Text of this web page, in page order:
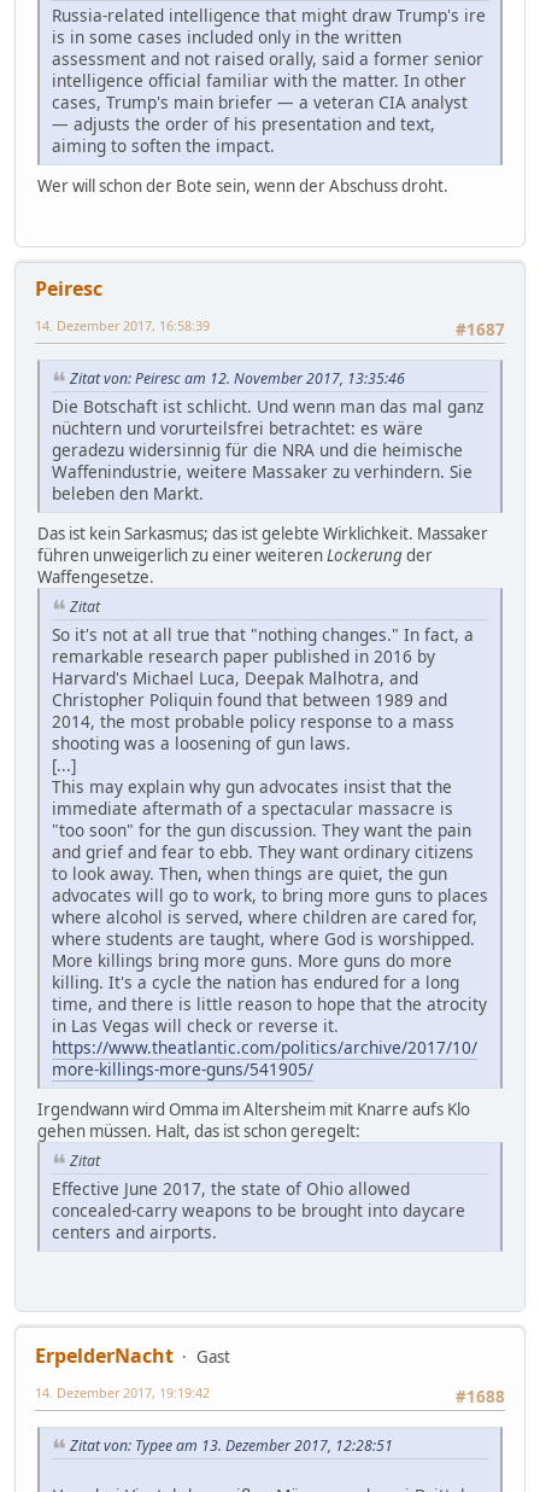
Russia-related intelligence that might draw Trump's ire
is in some cases included only in the written
assessment and not raised orally, said a former senior
intelligence official familiar with the matter. In other
cases, Trump's main briefer — a veteran CIA analyst
— adjusts the order of his presentation and text,
aiming to soften the impact.
Wer will schon der Bote sein, wenn der Abschuss droht.
Peiresc
#1687
14. Dezember 2017, 16:58:39
Zitat von: Peiresc am 12. November 2017, 13:35:46
Die Botschaft ist schlicht. Und wenn man das mal ganz
nüchtern und vorurteilsfrei betrachtet: es wäre
geradezu widersinnig für die NRA und die heimische
Waffenindustrie, weitere Massaker zu verhindern. Sie
beleben den Markt.
Das ist kein Sarkasmus; das ist gelebte Wirklichkeit. Massaker
führen unweigerlich zu einer weiterenLockerungder
Waffengesetze.
Zitat
So it's not at all true that "nothing changes." In fact, a
remarkable research paper published in 2016 by
Harvard's Michael Luca, Deepak Malhotra, and
Christopher Poliquin found that between 1989 and
2014, the most probable policy response to a mass
shooting was a loosening of gun laws.
[...]
This may explain why gun advocates insist that the
immediate aftermath of a spectacular massacre is
"too soon" for the gun discussion. They want the pain
and grief and fear to ebb. They want ordinary citizens
to look away. Then, when things are quiet, the gun
advocates will go to work, to bring more guns to places
where alcohol is served, where children are cared for,
where students are taught, where God is worshipped.
More killings bring more guns. More guns do more
killing. It's a cycle the nation has endured for a long
time, and there is little reason to hope that the atrocity
in Las Vegas will check or reverse it.
https://www.theatlantic.com/politics/archive/2017/10/
more-killings-more-guns/541905/
Irgendwann wird Omma im Altersheim mit Knarre aufs Klo
gehen müssen. Halt, das ist schon geregelt:
Zitat
Effective June 2017, the state of Ohio allowed
concealed-carry weapons to be brought into daycare
centers and airports.
ErpelderNacht
Gast
#1688
14. Dezember 2017, 19:19:42
Zitat von: Typee am 13. Dezember 2017, 12:28:51